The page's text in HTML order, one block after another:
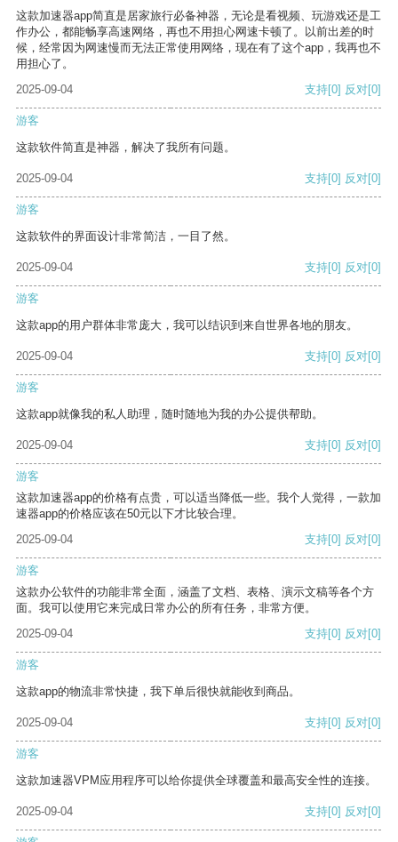
这款加速器app简直是居家旅行必备神器，无论是看视频、玩游戏还是工
作办公，都能畅享高速网络，再也不用担心网速卡顿了。以前出差的时
候，经常因为网速慢而无法正常使用网络，现在有了这个app，我再也不
用担心了。
2025-09-04
支持[0] 反对[0]
游客
这款软件简直是神器，解决了我所有问题。
2025-09-04 支持[0] 反对[0]
游客
这款软件的界面设计非常简洁，一目了然。
2025-09-04 支持[0] 反对[0]
游客
这款app的用户群体非常庞大，我可以结识到来自世界各地的朋友。
2025-09-04 支持[0] 反对[0]
游客
这款app就像我的私人助理，随时随地为我的办公提供帮助。
2025-09-04 支持[0] 反对[0]
游客
这款加速器app的价格有点贵，可以适当降低一些。我个人觉得，一款加
速器app的价格应该在50元以下才比较合理。
2025-09-04
支持[0] 反对[0]
游客
这款办公软件的功能非常全面，涵盖了文档、表格、演示文稿等各个方
面。我可以使用它来完成日常办公的所有任务，非常方便。
2025-09-04
支持[0] 反对[0]
游客
这款app的物流非常快捷，我下单后很快就能收到商品。
2025-09-04 支持[0] 反对[0]
游客
这款加速器VPM应用程序可以给你提供全球覆盖和最高安全性的连接。
2025-09-04 支持[0] 反对[0]